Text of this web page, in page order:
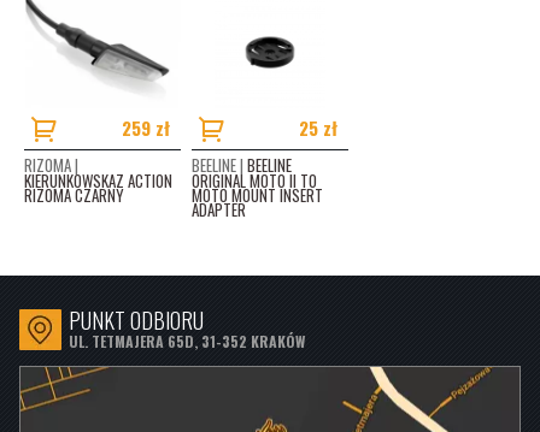
259 zł
RIZOMA |
KIERUNKOWSKAZ ACTION
RIZOMA CZARNY
25 zł
BEELINE | BEELINE
ORIGINAL MOTO II TO
MOTO MOUNT INSERT
ADAPTER
PUNKT ODBIORU
UL. TETMAJERA 65D, 31-352 KRAKÓW